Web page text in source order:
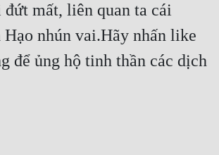
mất, liên quan ta cái
nhún vai.Hãy nhấn like
để ủng hộ tinh thần các dịch